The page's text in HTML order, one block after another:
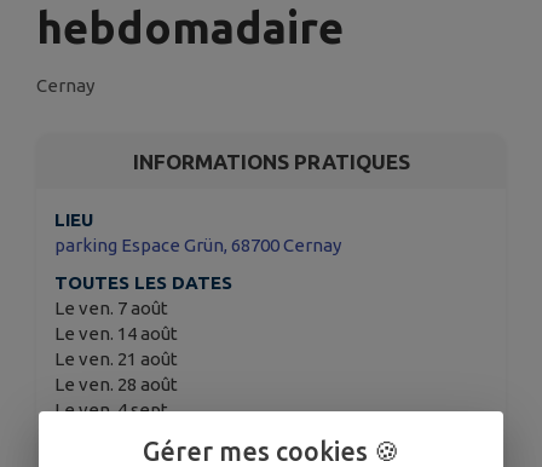
hebdomadaire
Cernay
INFORMATIONS PRATIQUES
LIEU
parking Espace Grün, 68700 Cernay
TOUTES LES DATES
Le ven. 7 août
Le ven. 14 août
Le ven. 21 août
Le ven. 28 août
Le ven. 4 sept.
Voir plus (16 de plus)Gérer mes cookies 🍪